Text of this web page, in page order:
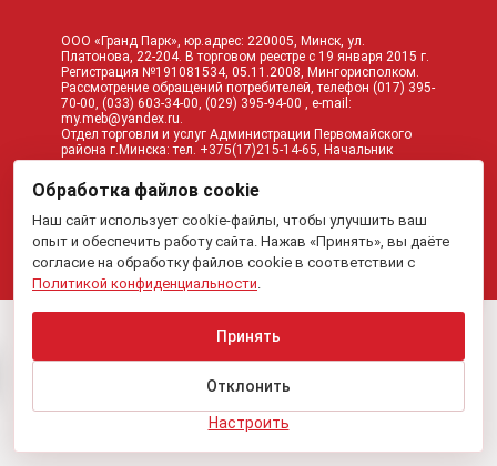
ООО «Гранд Парк», юр.адрес: 220005, Минск, ул.
Платонова, 22-204. В торговом реестре с 19 января 2015 г.
Регистрация №191081534, 05.11.2008, Мингорисполком.
Рассмотрение обращений потребителей, телефон (017) 395-
70-00, (033) 603-34-00, (029) 395-94-00 , e-mail:
my.meb@yandex.ru
Отдел торговли и услуг Администрации Первомайского
района г.Минска: тел. +375(17)215-14-65, Начальник
отдела: Жакович Юлия Николаевна.
Вся приведенная на данном сайте информация, включая
информацию о ценах, носит исключительно
информационный характер и не является публичной
офертой.
Обработка файлов cookie
Наш сайт использует cookie-файлы, чтобы улучшить ваш
опыт и обеспечить работу сайта. Нажав «Принять», вы даёте
согласие на обработку файлов cookie в соответствии с
Политикой конфиденциальности.
Настроить
Отклонить
Принять